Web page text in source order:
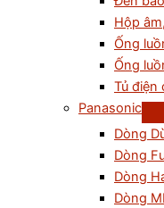
Hộp
Ống
Ống
Tủ điện
Panasonic
Dòng
Dòng
Dòng
Dòng